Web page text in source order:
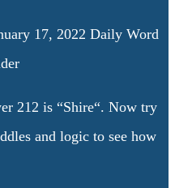
17, 2022 Daily Word
212 is “Shire“. Now try
and logic to see how